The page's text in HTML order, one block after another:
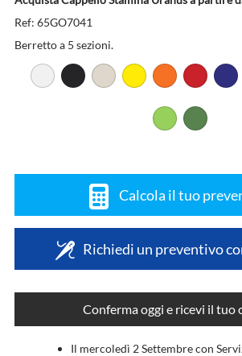
Ref: 65GO7041
Berretto a 5 sezioni.
Calcola il tuo
Richiedi un preventivo
Conferma oggi e ricevi il tuo
Il mercoledì 2 Settembre con